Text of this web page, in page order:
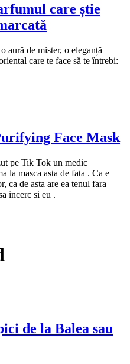
care știe
aură de mister, o eleganță
care te face să te întrebi:
Face Mask
pe Tik Tok un medic
la masca asta de fata . Ca e
ca de asta are ea tenul fara
incerc si eu .
de la Balea sau